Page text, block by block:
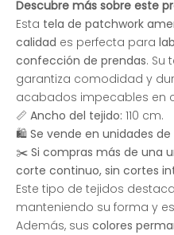
Descubre más sobre este
Esta tela de patchwork
calidad es perfecta para
confección de prendas. Su
garantiza comodidad y
acabados impecables en
📏 Ancho del tejido: 110 cm.
🛍 Se vende en unidades de
✂️ Si compras más de una
corte continuo, sin cortes
Este tipo de tejidos
manteniendo su forma y
Además, sus colores